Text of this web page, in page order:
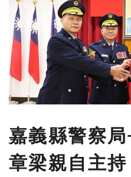
嘉義縣警察
章梁親自主持